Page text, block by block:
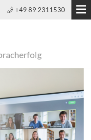
+49 89 2311530